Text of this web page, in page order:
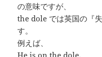
の意味ですが、
the dole では英国の『
す。
例えば、
He is on the dole.